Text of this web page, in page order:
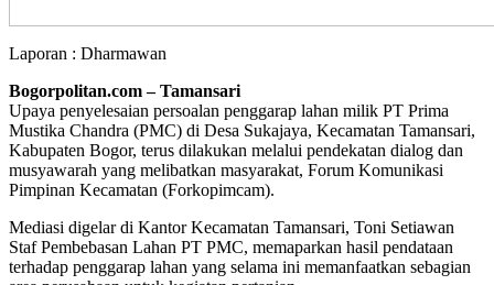
Laporan : Dharmawan
Bogorpolitan.com – Tamansari
Upaya penyelesaian persoalan penggarap lahan milik PT Prima
Mustika Chandra (PMC) di Desa Sukajaya, Kecamatan Tamansari,
Kabupaten Bogor, terus dilakukan melalui pendekatan dialog dan
musyawarah yang melibatkan masyarakat, Forum Komunikasi
Pimpinan Kecamatan (Forkopimcam).
Mediasi digelar di Kantor Kecamatan Tamansari, Toni Setiawan
Staf Pembebasan Lahan PT PMC, memaparkan hasil pendataan
terhadap penggarap lahan yang selama ini memanfaatkan sebagian